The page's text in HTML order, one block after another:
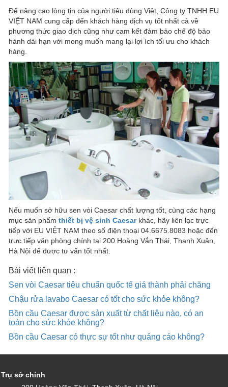
Để nâng cao lòng tin của người tiêu dùng Việt, Công ty TNHH EU
VIỆT NAM cung cấp đến khách hàng dịch vụ tốt nhất cả về
phương thức giao dịch cũng như cam kết đảm bảo chế độ bảo
hành dài hạn với mong muốn mang lại lợi ích tối ưu cho khách
hàng.
Nếu muốn sở hữu sen vòi Caesar chất lượng tốt, cùng các hạng
mục sản phẩm thiết bị vệ sinh Caesarkhác, hãy liên lạc trực
tiếp với EU VIỆT NAM theo số điện thoại 04.6675.8083 hoặc đến
trực tiếp văn phòng chính tại 200 Hoàng Vắn Thái, Thanh Xuân,
Hà Nội để được tư vấn tốt nhất.
Bài viết liên quan :
Sen vòi Caesar tiêu chuẩn quốc tế giá thành phải chăng
Chậu rửa lavabo Caesar có tốt cho sức khỏe không?
Bồn cầu Caesar được sản xuất từ chất liệu nào, có an
toàn cho sức khỏe không?
Bồn cầu Caesar có thực sự tốt như quảng cáo không?
Trụ sở chính